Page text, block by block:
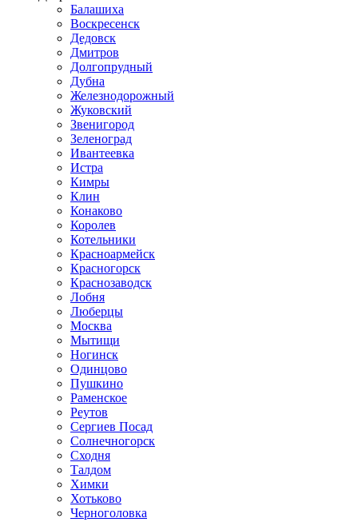
Балашиха
Воскресенск
Дедовск
Дмитров
Долгопрудный
Дубна
Железнодорожный
Жуковский
Звенигород
Зеленоград
Ивантеевка
Истра
Кимры
Клин
Конаково
Королев
Котельники
Красноармейск
Красногорск
Краснозаводск
Лобня
Люберцы
Москва
Мытищи
Ногинск
Одинцово
Пушкино
Раменское
Реутов
Сергиев Посад
Солнечногорск
Сходня
Талдом
Химки
Хотьково
Черноголовка